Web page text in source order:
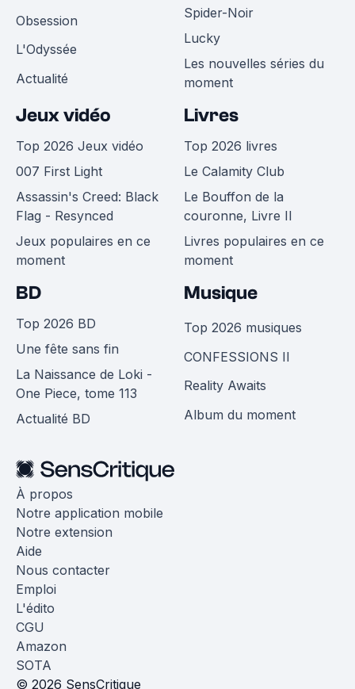
Obsession
L'Odyssée
Actualité
Spider-Noir
Lucky
Les nouvelles séries du
moment
Jeux vidéo
Top 2026 Jeux vidéo
007 First Light
Assassin's Creed: Black
Flag - Resynced
Jeux populaires en ce
moment
Livres
Top 2026 livres
Le Calamity Club
Le Bouffon de la
couronne, Livre II
Livres populaires en ce
moment
BD
Top 2026 BD
Une fête sans fin
La Naissance de Loki -
One Piece, tome 113
Actualité BD
Musique
Top 2026 musiques
CONFESSIONS II
Reality Awaits
Album du moment
À propos
Notre application mobile
Notre extension
Aide
Nous contacter
Emploi
L'édito
CGU
Amazon
SOTA
© 2026 SensCritique